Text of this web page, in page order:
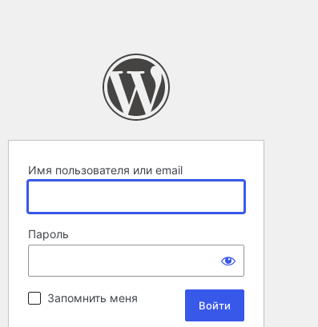
Имя пользователя или email
Пароль
Запомнить меня